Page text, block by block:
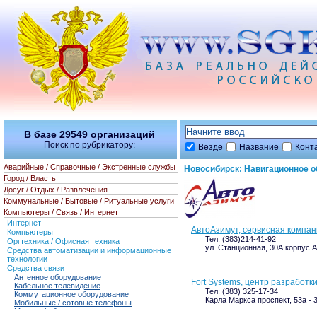
Везде Название
Новосибирск: Навигационное
АвтоАзимут, сервисная
Тел: (383)214-41-92
ул. Станционная, 30А корпус
Fort Systems, центр
Тел: (383) 325-17-34
Карла Маркса проспект, 53а -
В базе 29549 организаций
Поиск по рубрикатору:
Аварийные / Справочные / Экстренные службы
Город / Власть
Досуг / Отдых / Развлечения
Коммунальные / Бытовые / Ритуальные услуги
Компьютеры / Связь / Интернет
Интернет
Компьютеры
Оргтехника / Офисная техника
Средства автоматизации и информационные
технологии
Средства связи
Антенное оборудование
Кабельное телевидение
Коммутационное оборудование
Мобильные / сотовые телефоны